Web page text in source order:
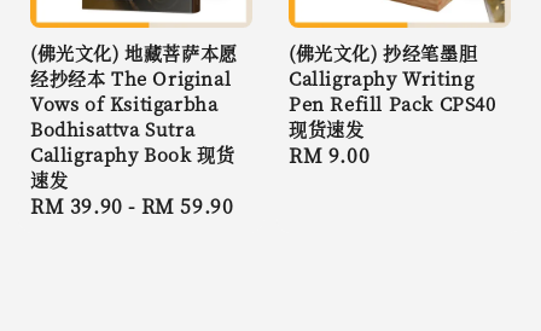
(佛光文化) 地藏菩萨本愿
经抄经本 The Original
Vows of Ksitigarbha
Bodhisattva Sutra
Calligraphy Book 现货
速发
Regular
RM 39.90 - RM 59.90
(佛光文化) 抄经笔墨胆
Calligraphy Writing
Pen Refill Pack CPS40
现货速发
Regular
RM 9.00